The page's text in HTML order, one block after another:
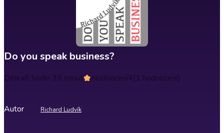
Do you speak business?
Délka6 hodin 39 minut Hodnocení4(1 hodnocení)
Autor Richard Ludvík